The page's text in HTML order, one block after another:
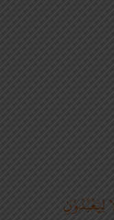
لِيَعْبُدُوْنِ